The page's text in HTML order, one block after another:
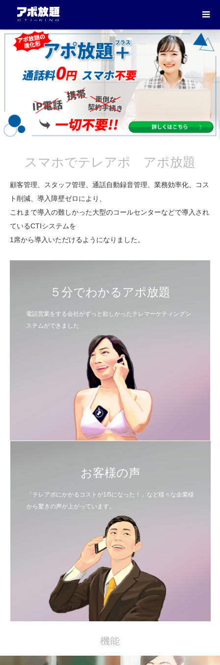
スマホでテレアポ アポ放題
顧客管理、スタッフ管理、通話自動録音管理、業務効率化、コス
ト削減、導入障壁ゼロにより、
これまで導入の難しかった大型のコールセンターなどで導入され
ているCTIシステムを
1席から導入いただけるようになりました。
５分でわかるアポ放題
電話営業をする会社がずっと欲しかったテレマーケティングシ
ステムができました
お客様の声
「テレアポにかかるコストが1/5になった！」など様々な企業様
から驚きの声が上がっています。
機能